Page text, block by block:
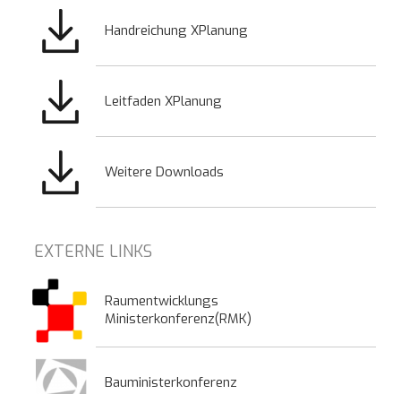
Handreichung XPlanung
Leitfaden XPlanung
Weitere Downloads
EXTERNE LINKS
Raumentwicklungs
Ministerkonferenz(RMK)
Bauministerkonferenz